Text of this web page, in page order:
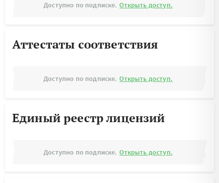
Доступно по подписке. Открыть доступ.
Аттестаты соответствия
Доступно по подписке. Открыть доступ.
Единый реестр лицензий
Доступно по подписке. Открыть доступ.